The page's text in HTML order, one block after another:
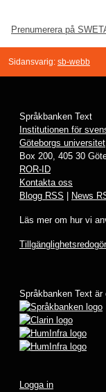
Prenumerera på
Sidansvarig: sb-webb
Språkbanken Text
Institutionen för
Göteborgs universitet
Box 200, 405 30
ROR-ID
Kontakta oss
Blogg RSS
News
Läs mer om hur vi
Språkbanken Text är
Logga in